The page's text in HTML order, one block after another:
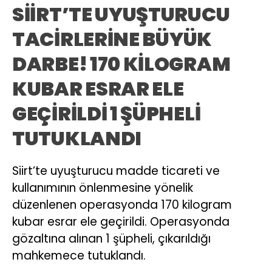
SİİRT’TE UYUŞTURUCU
TACİRLERİNE BÜYÜK
DARBE! 170 KİLOGRAM
KUBAR ESRAR ELE
GEÇİRİLDİ 1 ŞÜPHELİ
TUTUKLANDI
Siirt’te uyuşturucu madde ticareti ve
kullanımının önlenmesine yönelik
düzenlenen operasyonda 170 kilogram
kubar esrar ele geçirildi. Operasyonda
gözaltına alınan 1 şüpheli, çıkarıldığı
mahkemece tutuklandı.